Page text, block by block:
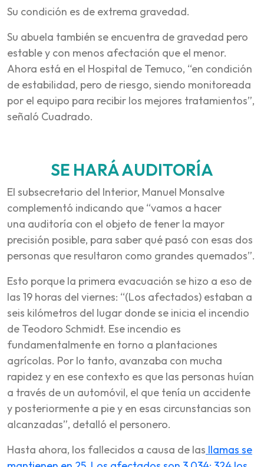
Su condición es de extrema gravedad.
Su abuela también se encuentra de gravedad pero
estable y con menos afectación que el menor.
Ahora está en el Hospital de Temuco, “en condición
de estabilidad, pero de riesgo, siendo monitoreada
por el equipo para recibir los mejores tratamientos”,
señaló Cuadrado.
SE HARÁ AUDITORÍA
El subsecretario del Interior, Manuel Monsalve
complementó indicando que “vamos a hacer
una auditoría con el objeto de tener la mayor
precisión posible, para saber qué pasó con esas dos
personas que resultaron como grandes quemados”.
Esto porque la primera evacuación se hizo a eso de
las 19 horas del viernes: “(Los afectados) estaban a
seis kilómetros del lugar donde se inicia el incendio
de Teodoro Schmidt. Ese incendio es
fundamentalmente en torno a plantaciones
agrícolas. Por lo tanto, avanzaba con mucha
rapidez y en ese contexto es que las personas huían
a través de un automóvil, el que tenía un accidente
y posteriormente a pie y en esas circunstancias son
alcanzadas”, detalló el personero.
Hasta ahora, los fallecidos a causa de las llamas se